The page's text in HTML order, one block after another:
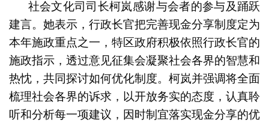
社会文化司司长柯岚感谢与会者的参与及踊跃
建言。她表示，行政长官把完善现金分享制度定为
本年施政重点之一，特区政府积极依照行政长官的
施政指示，透过意见征集会凝聚社会各界的智慧和
热忱，共同探讨如何优化制度。柯岚并强调将全面
梳理社会各界的诉求，以开放务实的态度，认真聆
听和分析每一项建议，因时制宜落实现金分享的优